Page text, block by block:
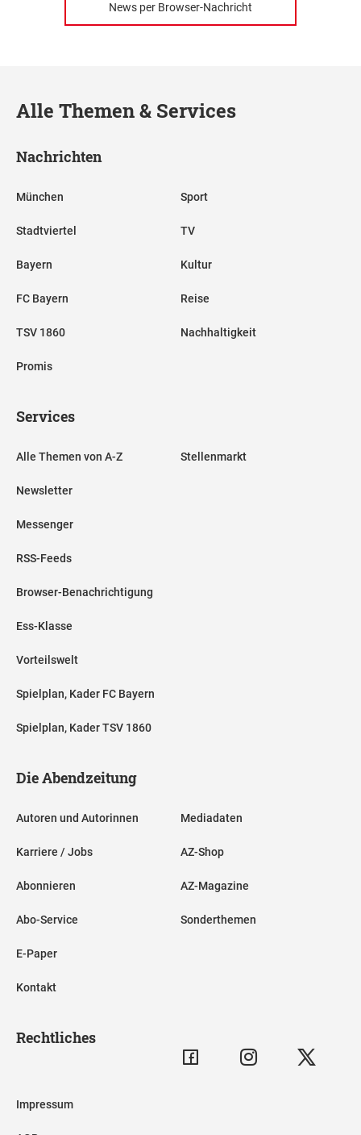
News per Browser-Nachricht
Alle Themen & Services
Nachrichten
München
Stadtviertel
Bayern
FC Bayern
TSV 1860
Promis
Sport
TV
Kultur
Reise
Nachhaltigkeit
Services
Alle Themen von A-Z
Newsletter
Messenger
RSS-Feeds
Browser-Benachrichtigung
Ess-Klasse
Vorteilswelt
Spielplan, Kader FC Bayern
Spielplan, Kader TSV 1860
Stellenmarkt
Die Abendzeitung
Autoren und Autorinnen
Karriere / Jobs
Abonnieren
Abo-Service
E-Paper
Kontakt
Mediadaten
AZ-Shop
AZ-Magazine
Sonderthemen
Rechtliches
Impressum